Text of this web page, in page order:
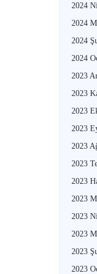
2024
2024
2024
2024
2023
2023
2023
2023
2023
2023
2023
2023
2023
2023
2023
2023